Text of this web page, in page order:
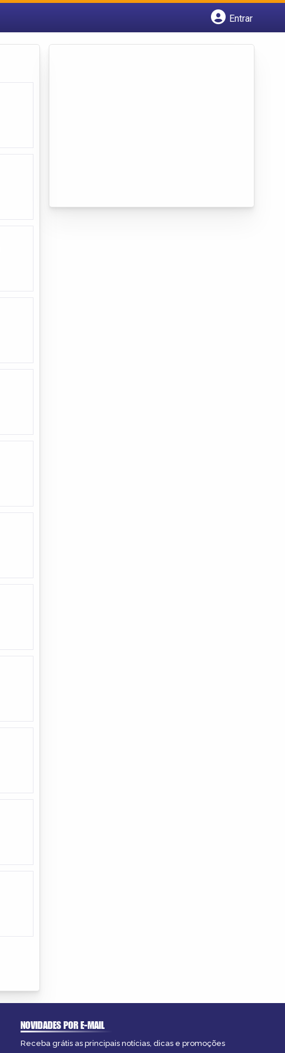
Entrar
NOVIDADES POR E-MAIL
Receba grátis as principais notícias, dicas e promoções